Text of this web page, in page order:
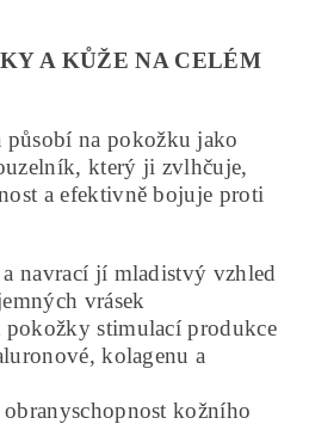
A KŮŽE NA CELÉM
na pokožku jako
který ji zvlhčuje,
a efektivně bojuje proti
navrací jí mladistvý vzhled
vrásek
pokožky stimulací produkce
kolagenu a
kožního